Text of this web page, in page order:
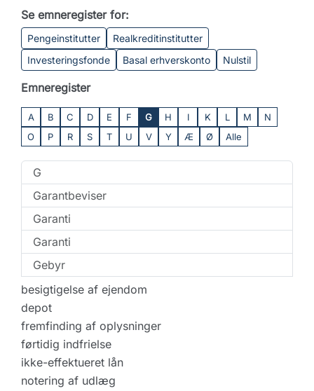
Se emneregister for:
Pengeinstitutter
Realkreditinstitutter
Investeringsfonde
Basal erhverskonto Nulstil
Emneregister
A B C D E F G H I K L M
N
O
P R S T U V Y Æ Ø Alle
G
Garantbeviser
Garanti
Garanti
Gebyr
besigtigelse af ejendom
depot
fremfinding af oplysninger
førtidig indfrielse
ikke-effektueret lån
notering af udlæg